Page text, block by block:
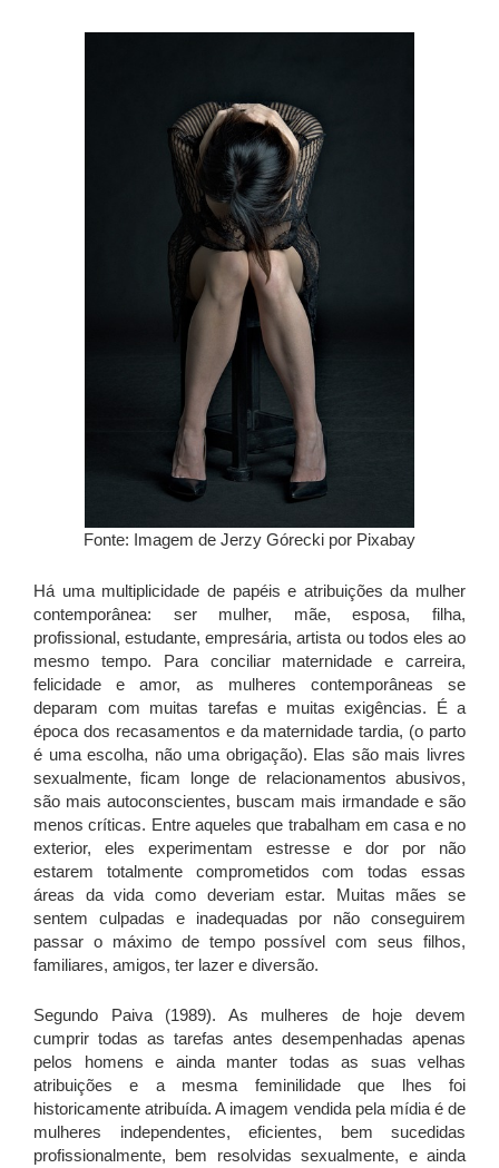
Fonte: Imagem de Jerzy Górecki por Pixabay
Há uma multiplicidade de papéis e atribuições da mulher
contemporânea: ser mulher, mãe, esposa, filha,
profissional, estudante, empresária, artista ou todos eles ao
mesmo tempo. Para conciliar maternidade e carreira,
felicidade e amor, as mulheres contemporâneas se
deparam com muitas tarefas e muitas exigências. É a
época dos recasamentos e da maternidade tardia, (o parto
é uma escolha, não uma obrigação). Elas são mais livres
sexualmente, ficam longe de relacionamentos abusivos,
são mais autoconscientes, buscam mais irmandade e são
menos críticas. Entre aqueles que trabalham em casa e no
exterior, eles experimentam estresse e dor por não
estarem totalmente comprometidos com todas essas
áreas da vida como deveriam estar. Muitas mães se
sentem culpadas e inadequadas por não conseguirem
passar o máximo de tempo possível com seus filhos,
familiares, amigos, ter lazer e diversão.
Segundo Paiva (1989). As mulheres de hoje devem
cumprir todas as tarefas antes desempenhadas apenas
pelos homens e ainda manter todas as suas velhas
atribuições e a mesma feminilidade que lhes foi
historicamente atribuída. A imagem vendida pela mídia é de
mulheres independentes, eficientes, bem sucedidas
profissionalmente, bem resolvidas sexualmente, e ainda